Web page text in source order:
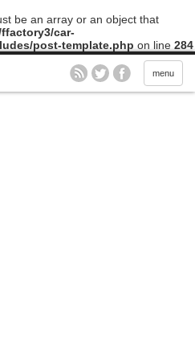
be an array or an object that
car-
post-template.php on line 284
menu